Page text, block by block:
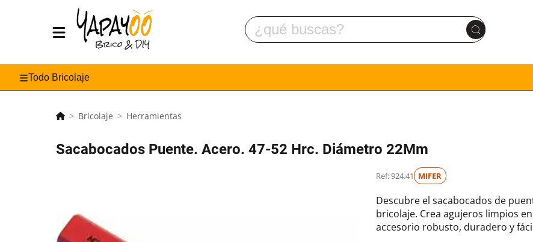
Todo Bricolaje
Bricolaje Herramientas
Sacabocados Puente. Acero. 47-52 Hrc. Diámetro 22Mm
Ref: 924.41 MIFER
Descubre el sacabocados de
bricolaje. Crea agujeros limpios
accesorio robusto, duradero y